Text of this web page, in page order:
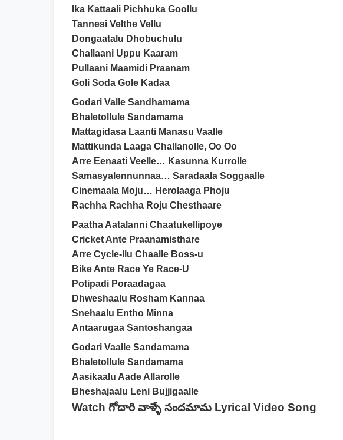
Ika Kattaali Pichhuka Goollu
Tannesi Velthe Vellu
Dongaatalu Dhobuchulu
Challaani Uppu Kaaram
Pullaani Maamidi Praanam
Goli Soda Gole Kadaa
Godari Valle Sandhamama
Bhaletollule Sandamama
Mattagidasa Laanti Manasu Vaalle
Mattikunda Laaga Challanolle, Oo Oo
Arre Eenaati Veelle… Kasunna Kurrolle
Samasyalennunnaa… Saradaala Soggaalle
Cinemaala Moju… Herolaaga Phoju
Rachha Rachha Roju Chesthaare
Paatha Aatalanni Chaatukellipoye
Cricket Ante Praanamisthare
Arre Cycle-llu Chaalle Boss-u
Bike Ante Race Ye Race-U
Potipadi Poraadagaa
Dhweshaalu Rosham Kannaa
Snehaalu Entho Minna
Antaarugaa Santoshangaa
Godari Vaalle Sandamama
Bhaletollule Sandamama
Aasikaalu Aade Allarolle
Bheshajaalu Leni Bujjigaalle
Watch గోదారి వాళ్ళే సందమామ Lyrical Video Song